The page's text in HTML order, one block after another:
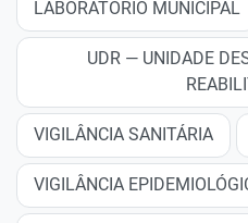
LABORATÓRIO MUNICIPAL
UDR — UNIDADE
VIGILÂNCIA SANITÁRIA
VIGILÂNCIA